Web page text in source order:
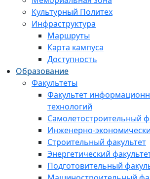
Культурный Политех
Инфраструктура
Маршруты
Карта кампуса
Доступность
Образование
Факультеты
Факультет
технологий
Самолетостроительный
Инженерно-
Строительный факультет
Энергетический
Подготовительный